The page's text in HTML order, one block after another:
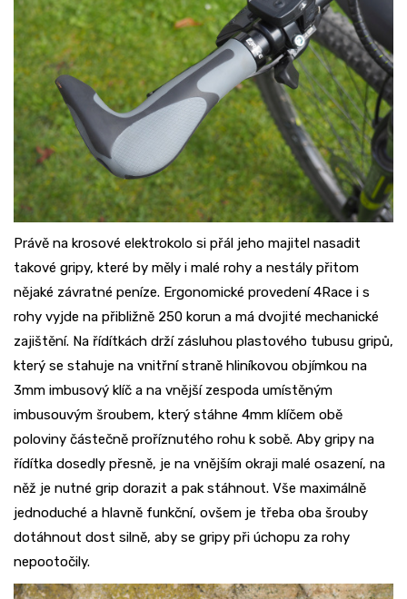
Právě na krosové elektrokolo si přál jeho majitel nasadit
takové gripy, které by měly i malé rohy a nestály přitom
nějaké závratné peníze. Ergonomické provedení 4Race i s
rohy vyjde na přibližně 250 korun a má dvojité mechanické
zajištění. Na řídítkách drží zásluhou plastového tubusu gripů,
který se stahuje na vnitřní straně hliníkovou objímkou na
3mm imbusový klíč a na vnější zespoda umístěným
imbusouvým šroubem, který stáhne 4mm klíčem obě
poloviny částečně proříznutého rohu k sobě. Aby gripy na
řídítka dosedly přesně, je na vnějším okraji malé osazení, na
něž je nutné grip dorazit a pak stáhnout. Vše maximálně
jednoduché a hlavně funkční, ovšem je třeba oba šrouby
dotáhnout dost silně, aby se gripy při úchopu za rohy
nepootočily.